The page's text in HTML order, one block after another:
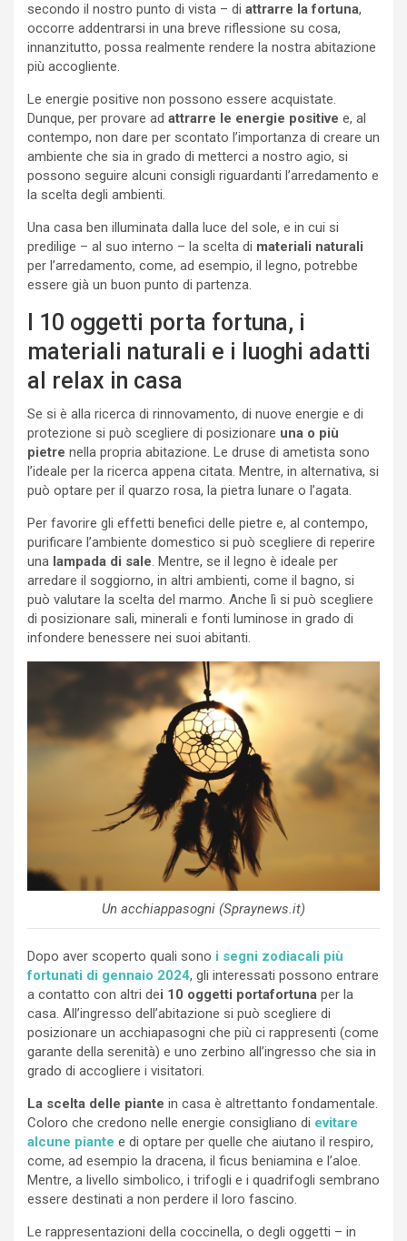
secondo il nostro punto di vista – di attrarre la fortuna,
occorre addentrarsi in una breve riflessione su cosa,
innanzitutto, possa realmente rendere la nostra abitazione
più accogliente.
Le energie positive non possono essere acquistate.
Dunque, per provare ad attrarre le energie positive e, al
contempo, non dare per scontato l’importanza di creare un
ambiente che sia in grado di metterci a nostro agio, si
possono seguire alcuni consigli riguardanti l’arredamento e
la scelta degli ambienti.
Una casa ben illuminata dalla luce del sole, e in cui si
predilige – al suo interno – la scelta di materiali naturali
per l’arredamento, come, ad esempio, il legno, potrebbe
essere già un buon punto di partenza.
I 10 oggetti porta fortuna, i
materiali naturali e i luoghi adatti
al relax in casa
Se si è alla ricerca di rinnovamento, di nuove energie e di
protezione si può scegliere di posizionare una o più
pietre nella propria abitazione. Le druse di ametista sono
l’ideale per la ricerca appena citata. Mentre, in alternativa, si
può optare per il quarzo rosa, la pietra lunare o l’agata.
Per favorire gli effetti benefici delle pietre e, al contempo,
purificare l’ambiente domestico si può scegliere di reperire
una lampada di sale. Mentre, se il legno è ideale per
arredare il soggiorno, in altri ambienti, come il bagno, si
può valutare la scelta del marmo. Anche lì si può scegliere
di posizionare sali, minerali e fonti luminose in grado di
infondere benessere nei suoi abitanti.
Un acchiappasogni (Spraynews.it)
Dopo aver scoperto quali sono i segni zodiacali più
fortunati di gennaio 2024, gli interessati possono entrare
a contatto con altri dei 10 oggetti portafortuna per la
casa. All’ingresso dell’abitazione si può scegliere di
posizionare un acchiapasogni che più ci rappresenti (come
garante della serenità) e uno zerbino all’ingresso che sia in
grado di accogliere i visitatori.
La scelta delle piante in casa è altrettanto fondamentale.
Coloro che credono nelle energie consigliano di evitare
alcune piante e di optare per quelle che aiutano il respiro,
come, ad esempio la dracena, il ficus beniamina e l’aloe.
Mentre, a livello simbolico, i trifogli e i quadrifogli sembrano
essere destinati a non perdere il loro fascino.
Le rappresentazioni della coccinella, o degli oggetti – in